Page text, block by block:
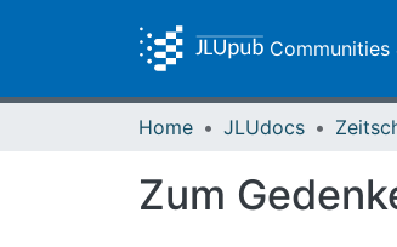
Home JLUdocs
Zum